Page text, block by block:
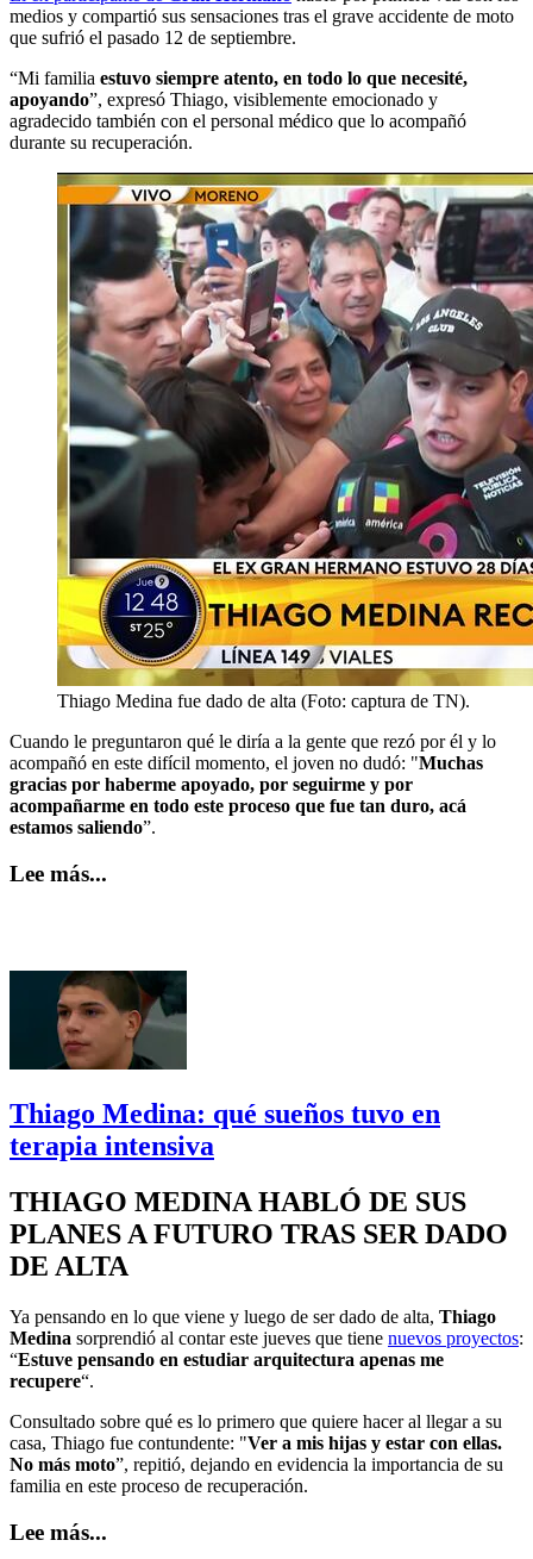
medios y compartió sus sensaciones tras el grave accidente de moto
que sufrió el pasado 12 de septiembre.
“Mi familia estuvo siempre atento, en todo lo que necesité,
apoyando”, expresó Thiago, visiblemente emocionado y
agradecido también con el personal médico que lo acompañó
durante su recuperación.
Thiago Medina fue dado de alta (Foto: captura de TN).
Cuando le preguntaron qué le diría a la gente que rezó por él y lo
acompañó en este difícil momento, el joven no dudó: "Muchas
gracias por haberme apoyado, por seguirme y por
acompañarme en todo este proceso que fue tan duro, acá
estamos saliendo”.
Lee más...
Thiago Medina: qué sueños tuvo en
terapia intensiva
THIAGO MEDINA HABLÓ DE SUS
PLANES A FUTURO TRAS SER DADO
DE ALTA
Ya pensando en lo que viene y luego de ser dado de alta, Thiago
Medina sorprendió al contar este jueves que tiene nuevos proyectos:
“Estuve pensando en estudiar arquitectura apenas me
recupere“.
Consultado sobre qué es lo primero que quiere hacer al llegar a su
casa, Thiago fue contundente: "Ver a mis hijas y estar con ellas.
No más moto”, repitió, dejando en evidencia la importancia de su
familia en este proceso de recuperación.
Lee más...